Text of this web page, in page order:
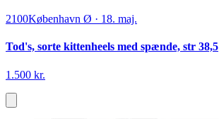
2100København Ø · 18. maj.
Tod's, sorte kittenheels med spænde, str 38,5
1.500 kr.